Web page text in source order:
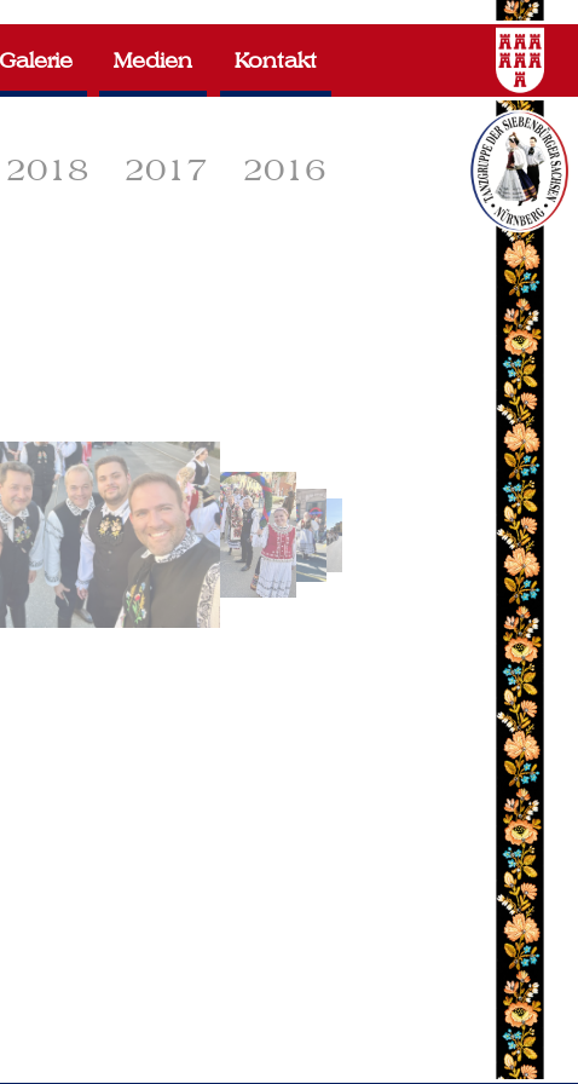
2018 2017
2016
Galerie Medien Kontakt